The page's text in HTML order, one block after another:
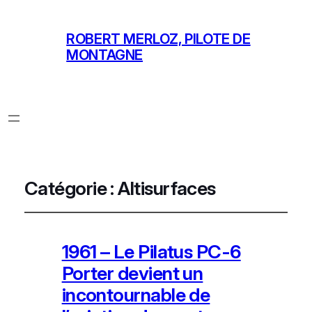
ROBERT MERLOZ, PILOTE DE
MONTAGNE
Catégorie :Altisurfaces
1961 – Le Pilatus PC-6
Porter devient un
incontournable de